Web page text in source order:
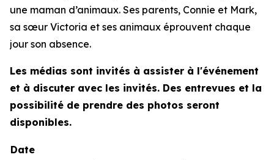
une maman d’animaux. Ses parents, Connie et Mark,
sa sœur Victoria et ses animaux éprouvent chaque
jour son absence.
Les médias sont invités à assister à l'événement
et à discuter avec les invités. Des entrevues et la
possibilité de prendre des photos seront
disponibles.
Date